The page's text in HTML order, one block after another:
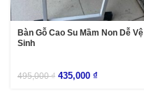
Bàn Gỗ Cao Su Mầm Non Dễ Vệ
Sinh
495,000₫ 435,000 ₫